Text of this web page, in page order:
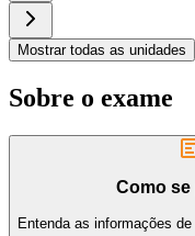
Mostrar todas as unidades
Sobre o exame
Como se
Entenda as informações